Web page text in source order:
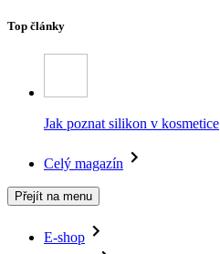
Top články
Jak poznat silikon v kosmetice
Celý magazín
Přejít na menu
E-shop